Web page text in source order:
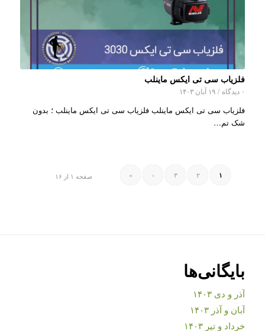
فلزیاب سی تی ایکس ماینلب
۰ دیدگاه / ۱۹ آبان ۱۴۰۳
فلزیاب سی تی ایکس ماینلب فلزیاب سی تی ایکس ماینلب ؛ بدون
شک تم…
صفحه ۱ از ۱۶ ۱ ۲ ۳ ›
»
بایگانی‌ها
آذر و دی ۱۴۰۳
آبان و آذر ۱۴۰۳
خرداد و تیر ۱۴۰۳